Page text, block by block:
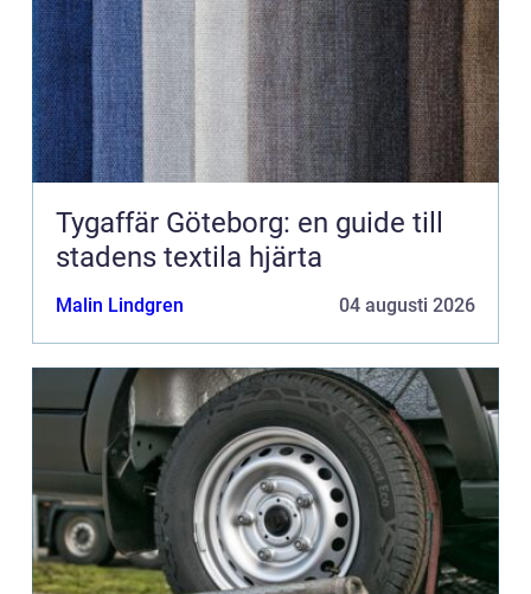
Tygaffär Göteborg: en guide till
stadens textila hjärta
Malin Lindgren 04 augusti 2026